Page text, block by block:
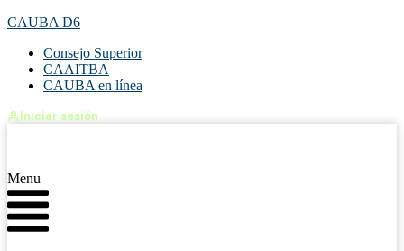
CAUBA D6
Consejo Superior
CAAITBA
CAUBA en línea
Iniciar sesión
Menu